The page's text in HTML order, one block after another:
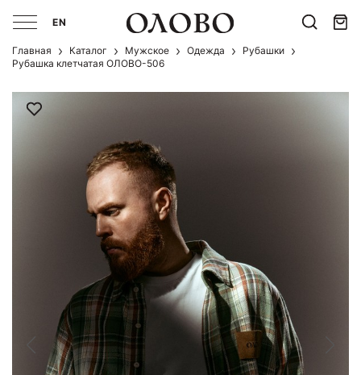
EN
Главная Каталог Мужcкое Одежда
Рубашки
Рубашка клетчатая ОЛОВО-506